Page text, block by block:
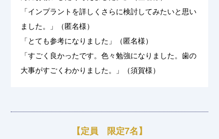
「インプラントを詳しくさらに検討してみたいと思い
ました。」（匿名様）
「とても参考になりました」（匿名様）
「すごく良かったです。色々勉強になりました。歯の
大事がすごくわかりました。」（須賀様）
【定員 限定7名】